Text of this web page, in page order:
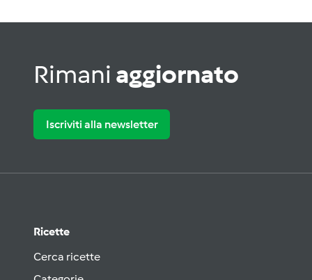
Rimani aggiornato
Iscriviti alla newsletter
Ricette
Cerca ricette